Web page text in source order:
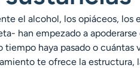
el alcohol, los opiáceos, los
han empezado a apoderarse
haya pasado o cuántas
te ofrece la estructura,